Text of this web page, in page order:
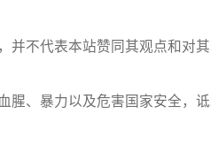
并不代表本站赞同其观点和对
腥、暴力以及危害国家安全，